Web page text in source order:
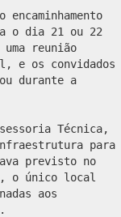
o dia 21 ou 22
reunião
e os convidados
durante a
Técnica,
para
previsto no
o único local
aos